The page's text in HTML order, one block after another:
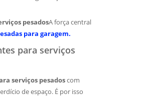
pesadosA força central
para garagem.
para serviços
serviços pesadoscom
de espaço. É por isso